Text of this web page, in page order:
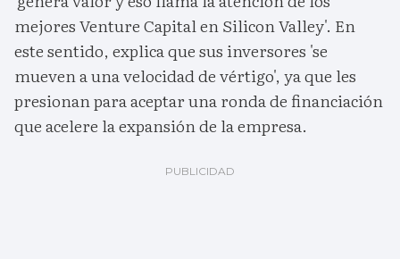
mejores Venture Capital en Silicon Valley'. En
este sentido, explica que sus inversores 'se
mueven a una velocidad de vértigo', ya que les
presionan para aceptar una ronda de financiación
que acelere la expansión de la empresa.